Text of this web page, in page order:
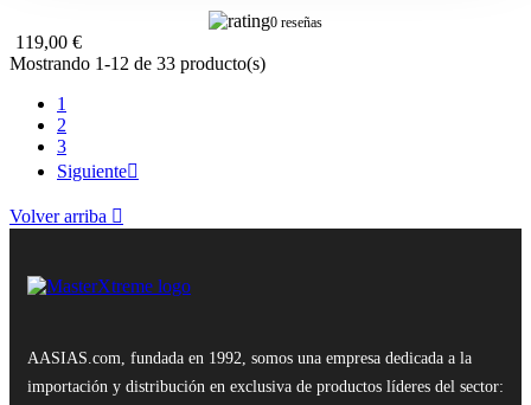
0 reseñas
119,00 €
Mostrando 1-12 de 33 producto(s)
1
2
3
Siguiente
Volver arriba 
AASIAS.com, fundada en 1992, somos una empresa dedicada a la
importación y distribución en exclusiva de productos líderes del sector: